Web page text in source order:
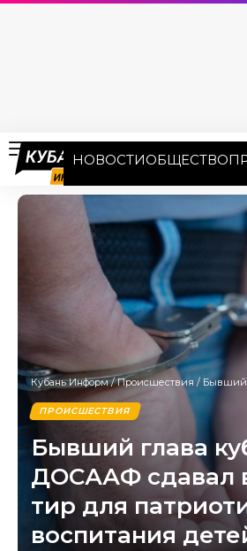
НОВОСТИОБЩЕСТВО
Кубань Информ/Происшествия / Бывший глава кубанского
ПРОИСШЕСТВИЯ
Бывший глава
ДОСААФ сдавал
тир для
воспитания